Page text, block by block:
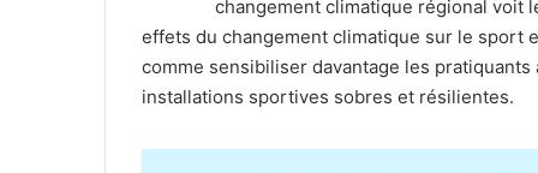
changement climatique régional voit
effets du changement climatique sur le sport
comme sensibiliser davantage les
installations sportives sobres et résilientes.